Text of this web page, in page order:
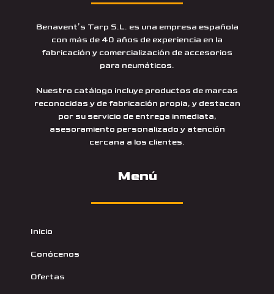
Benavent’s Tarp S.L. es una empresa española
con más de 40 años de experiencia en la
fabricación y comercialización de accesorios
para neumáticos.
Nuestro catálogo incluye productos de marcas
reconocidas y de fabricación propia, y destacan
por su servicio de entrega inmediata,
asesoramiento personalizado y atención
cercana a los clientes.
Menú
Inicio
Conócenos
Ofertas